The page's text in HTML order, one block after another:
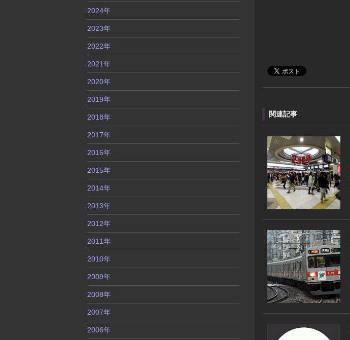
関連記事
2024年
2023年
2022年
2021年
2020年
2019年
2018年
2017年
2016年
2015年
2014年
2013年
2012年
2011年
2010年
2009年
2008年
2007年
2006年